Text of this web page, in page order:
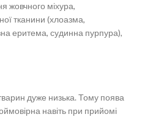
жовчного міхура,
тканини (хлоазма,
еритема, судинна пурпура),
дуже низька. Тому поява
навіть при прийомі